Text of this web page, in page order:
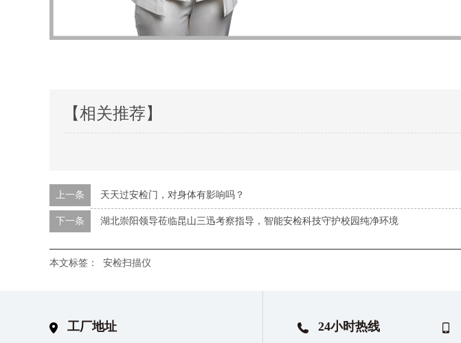
【相关推荐】
上一条 天天过安检门，对身体有影响吗？
下一条 湖北崇阳领导莅临昆山三迅考察指导，智能安检科技守护校园纯净环境
本文标签： 安检扫描仪
工厂地址 24小时热线